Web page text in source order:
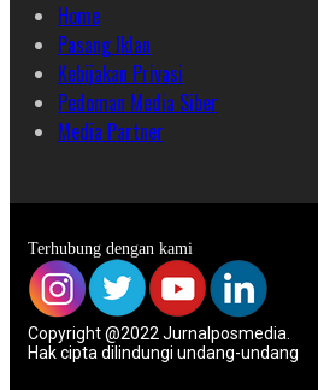
Home
Pasang Iklan
Kebijakan Privasi
Pedoman Media Siber
Media Partner
Terhubung dengan kami
Copyright @2022 Jurnalposmedia.
Hak cipta dilindungi undang-undang